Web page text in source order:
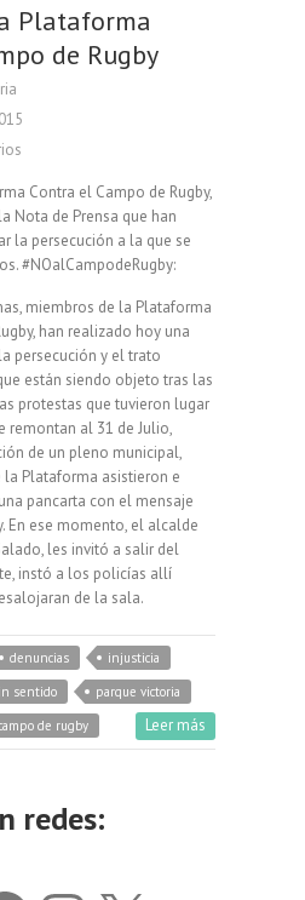
Plataforma
de Rugby
Contra el Campo de Rugby,
Nota de Prensa que han
la persecución a la que se
#NOalCampodeRugby:
miembros de la Plataforma
han realizado hoy una
persecución y el trato
están siendo objeto tras las
protestas que tuvieron lugar
remontan al 31 de Julio,
de un pleno municipal,
Plataforma asistieron e
pancarta con el mensaje
En ese momento, el alcalde
les invitó a salir del
instó a los policías allí
de la sala.
denuncias
injusticia
sentido
parque victoria
de rugby
Leer más
redes: